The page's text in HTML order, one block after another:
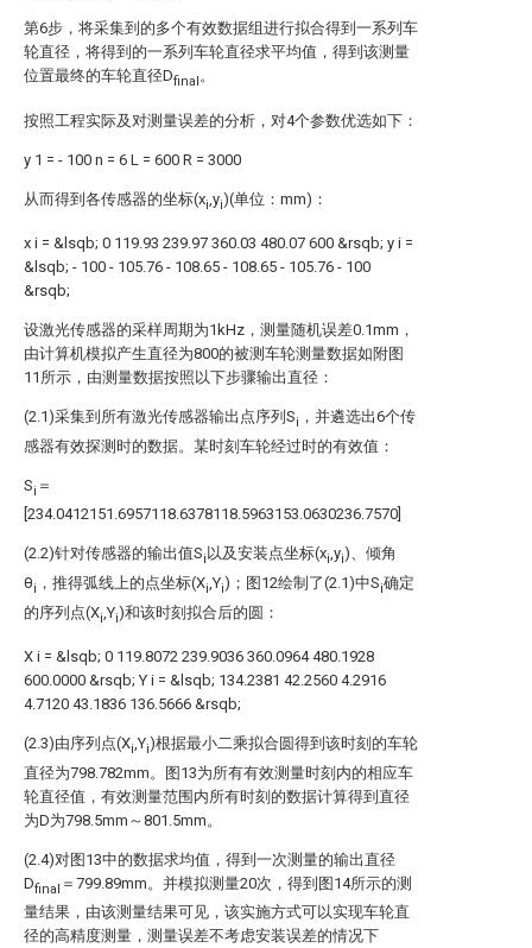
第6步，将采集到的多个有效数据组进行拟合得到一系列车
轮直径，将得到的一系列车轮直径求平均值，得到该测量
位置最终的车轮直径Dfinal。
按照工程实际及对测量误差的分析，对4个参数优选如下：
y 1 = - 100 n = 6 L = 600 R = 3000
从而得到各传感器的坐标(xi ,yi)(单位：mm)：
x i = &lsqb; 0 119.93 239.97 360.03 480.07 600 &rsqb; y i =
&lsqb; - 100 - 105.76 - 108.65 - 108.65 - 105.76 - 100
&rsqb;
设激光传感器的采样周期为1kHz，测量随机误差0.1mm，
由计算机模拟产生直径为800的被测车轮测量数据如附图
11所示，由测量数据按照以下步骤输出直径：
(2.1)采集到所有激光传感器输出点序列Si ，并遴选出6个传
感器有效探测时的数据。某时刻车轮经过时的有效值：
Si ＝
[234.0412151.6957118.6378118.5963153.0630236.7570]
(2.2)针对传感器的输出值Si 以及安装点坐标(xi,yi)、倾角
θi ，推得弧线上的点坐标(Xi,Yi)；图12绘制了(2.1)中Si确定
的序列点(Xi ,Yi)和该时刻拟合后的圆：
X i = &lsqb; 0 119.8072 239.9036 360.0964 480.1928
600.0000 &rsqb; Y i = &lsqb; 134.2381 42.2560 4.2916
4.7120 43.1836 136.5666 &rsqb;
(2.3)由序列点(Xi,Yi)根据最小二乘拟合圆得到该时刻的车轮
直径为798.782mm。图13为所有有效测量时刻内的相应车
轮直径值，有效测量范围内所有时刻的数据计算得到直径
为D为798.5mm～801.5mm。
(2.4)对图13中的数据求均值，得到一次测量的输出直径
Dfinal ＝799.89mm。并模拟测量20次，得到图14所示的测
量结果，由该测量结果可见，该实施方式可以实现车轮直
径的高精度测量，测量误差不考虑安装误差的情况下